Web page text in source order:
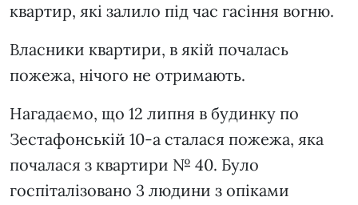
квартир, які залило під час гасіння вогню.
Власники квартири, в якій почалась
пожежа, нічого не отримають.
Нагадаємо, що 12 липня в будинку по
Зестафонській 10-а сталася пожежа, яка
почалася з квартири № 40. Було
госпіталізовано 3 людини з опіками